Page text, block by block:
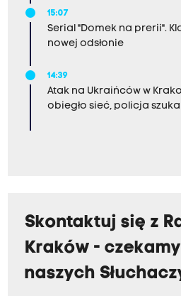
15:07
Serial "Domek na prerii".
nowej odsłonie
14:39
Atak na Ukraińców w
obiegło sieć, policja
Skontaktuj się z
Kraków -
naszych